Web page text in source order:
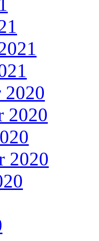
2020
2020
2020